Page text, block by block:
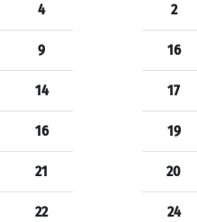
4
9
14
16
21
22
2
16
17
19
20
24